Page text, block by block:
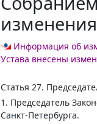
Информация об
Устава внесены
Статья 27.
1. Председатель
Санкт-Петербурга.